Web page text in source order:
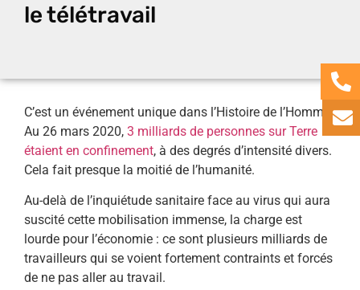
le télétravail
C’est un événement unique dans l’Histoire de l’Homme.
Au 26 mars 2020, 3 milliards de personnes sur Terre
étaient en confinement, à des degrés d’intensité divers.
Cela fait presque la moitié de l’humanité.
Au-delà de l’inquiétude sanitaire face au virus qui aura
suscité cette mobilisation immense, la charge est
lourde pour l’économie : ce sont plusieurs milliards de
travailleurs qui se voient fortement contraints et forcés
de ne pas aller au travail.